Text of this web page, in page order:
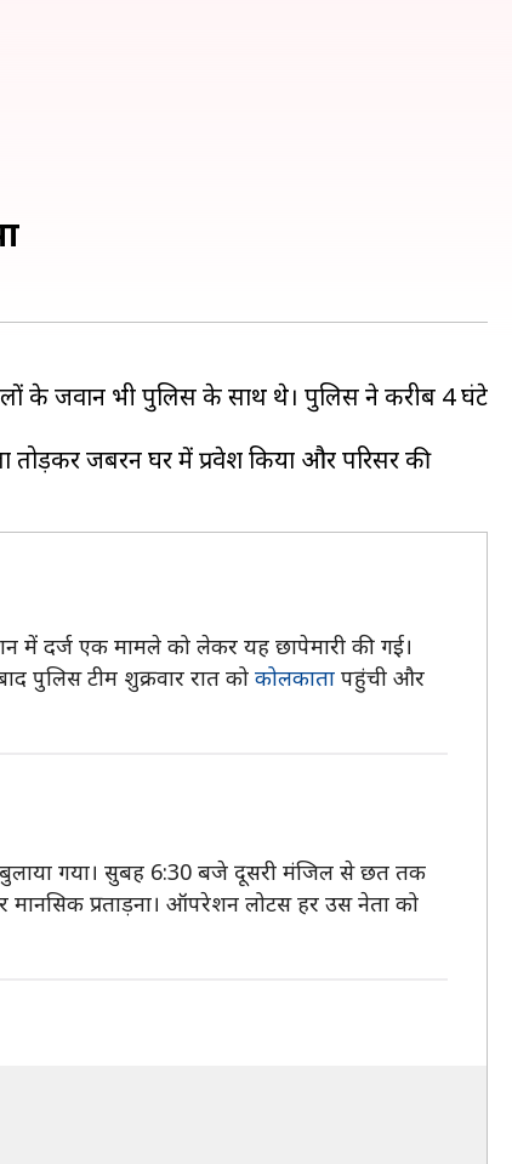
बलों के जवान भी पुलिस के साथ थे। पुलिस ने करीब 4 घंटे
जबरन घर में प्रवेश किया और परिसर की
में दर्ज एक मामले को लेकर यह छापेमारी की गई।
पुलिस टीम शुक्रवार रात को कोलकाता पहुंची और
गया। सुबह 6:30 बजे दूसरी मंजिल से छत तक
प्रताड़ना। ऑपरेशन लोटस हर उस नेता को